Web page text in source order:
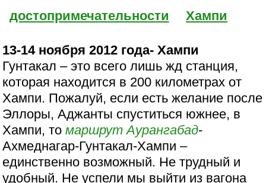
достопримечательности
Хампи
13-14 ноября 2012 года- Хампи
Гунтакал – это всего лишь жд станция,
которая находится в 200 километрах от
Хампи. Пожалуй, если есть желание после
Эллоры, Аджанты спуститься южнее, в
Хампи, томаршрут Аурангабад-
Ахмеднагар-Гунтакал-Хампи –
единственно возможный. Не трудный и
удобный. Не успели мы выйти из вагона